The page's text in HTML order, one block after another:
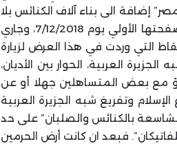
إضافة الى بناء آلاف الكنائس بلا
تراخيص وقد تم تقنين وضع 508 كنيسة وفقا لجريد الأهرام في صفحتها الأولي يوم 7/12/2018، وجاري
النقاط التي وردت في هذا العرض لزيارة
شهر فبراير 2019، وهي وضع شبه الجزيرة العربية، الحوار بين الأديان،
مع بعض المتساهلين جهلا أو عن
وتفريغ شبه الجزيرة العربية
بالكنائس والصلبان” على حد
فبعد ان كانت أرض الحرمين